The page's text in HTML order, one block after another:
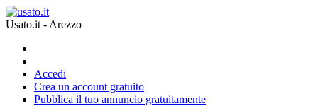
Usato.it - Arezzo
Accedi
Crea un account gratuito
Pubblica il tuo annuncio gratuitamente